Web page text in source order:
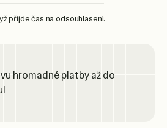
přijde čas na odsouhlasení.